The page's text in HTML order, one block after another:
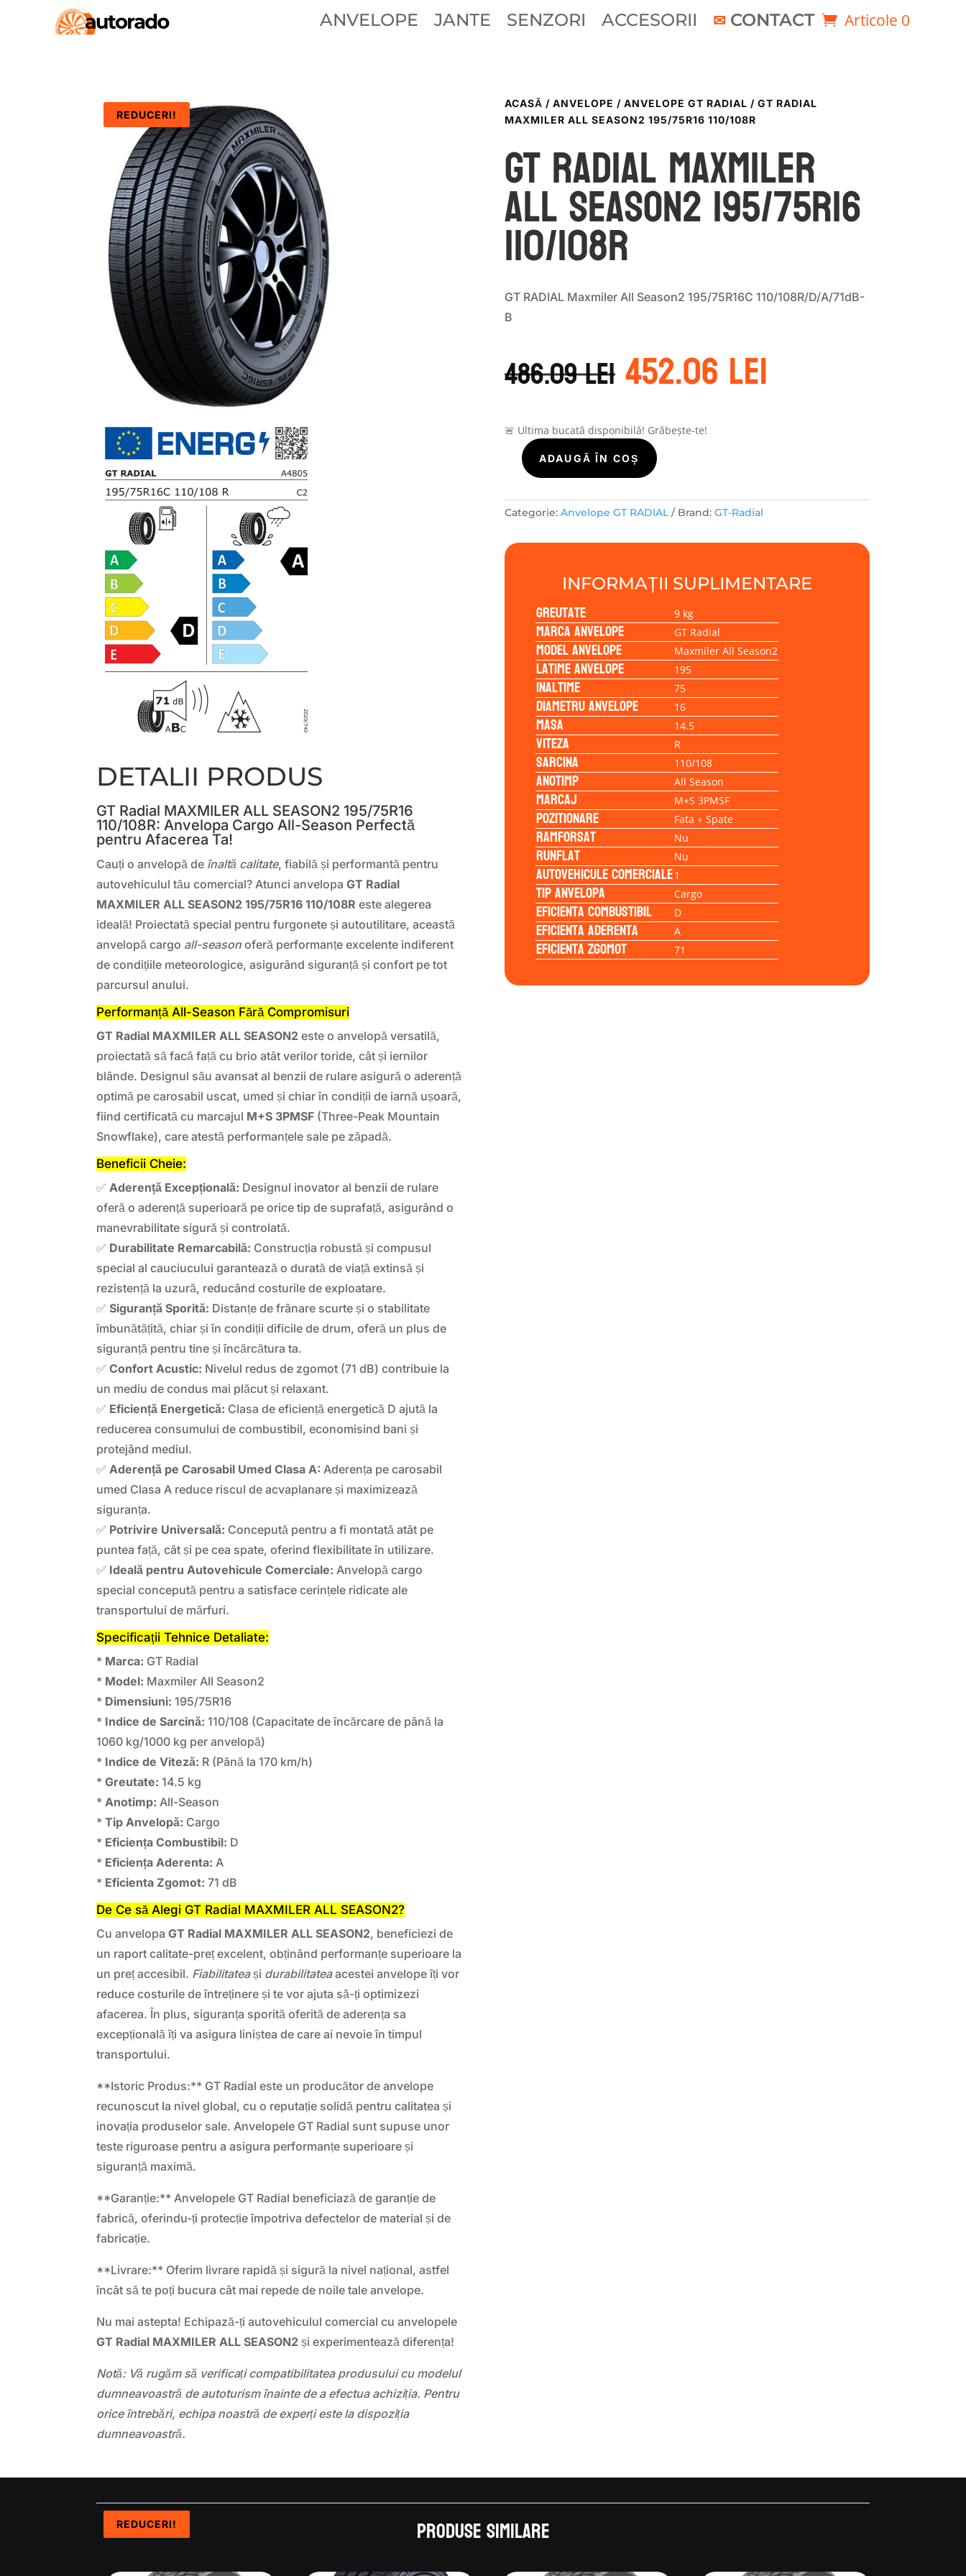
ANVELOPE JANTE SENZORI ACCESORII CONTACT Articole 0
REDUCERI!
DETALII PRODUS
GT Radial MAXMILER ALL SEASON2 195/75R16
110/108R: Anvelopa Cargo All-Season Perfectă
pentru Afacerea Ta!
Cauți o anvelopă de înaltă calitate, fiabilă și performantă pentru
autovehiculul tău comercial? Atunci anvelopaGT Radial
MAXMILER ALL SEASON2 195/75R16 110/108R este alegerea
ideală! Proiectată special pentru furgonete și autoutilitare, această
anvelopă cargo all-season oferă performanțe excelente indiferent
de condițiile meteorologice, asigurând siguranță și confort pe tot
parcursul anului.
Performanță All-Season Fără Compromisuri
GT Radial MAXMILER ALL SEASON2 este o anvelopă versatilă,
proiectată să facă față cu brio atât verilor toride, cât și iernilor
blânde. Designul său avansat al benzii de rulare asigură o aderență
optimă pe carosabil uscat, umed și chiar în condiții de iarnă ușoară,
fiind certificată cu marcajul M+S 3PMSF (Three-Peak Mountain
Snowflake), care atestă performanțele sale pe zăpadă.
Beneficii Cheie:
✅ Aderență Excepțională: Designul inovator al benzii de rulare
oferă o aderență superioară pe orice tip de suprafață, asigurând o
manevrabilitate sigură și controlată.
✅ Durabilitate Remarcabilă: Construcția robustă și compusul
special al cauciucului garantează o durată de viață extinsă și
rezistență la uzură, reducând costurile de exploatare.
✅Siguranță Sporită: Distanțe de frânare scurte și o stabilitate
îmbunătățită, chiar și în condiții dificile de drum, oferă un plus de
siguranță pentru tine și încărcătura ta.
✅Confort Acustic: Nivelul redus de zgomot (71 dB) contribuie la
un mediu de condus mai plăcut și relaxant.
✅ Eficiență Energetică: Clasa de eficiență energetică D ajută la
reducerea consumului de combustibil, economisind bani și
protejând mediul.
✅ Aderență pe Carosabil Umed Clasa A: Aderența pe carosabil
umed Clasa A reduce riscul de acvaplanare și maximizează
siguranța.
✅ Potrivire Universală: Concepută pentru a fi montată atât pe
puntea față, cât și pe cea spate, oferind flexibilitate în utilizare.
✅ Ideală pentru Autovehicule Comerciale: Anvelopă cargo
special concepută pentru a satisface cerințele ridicate ale
transportului de mărfuri.
Specificații Tehnice Detaliate:
* Marca: GT Radial
* Model: Maxmiler All Season2
* Dimensiuni: 195/75R16
* Indice de Sarcină: 110/108 (Capacitate de încărcare de până la
1060 kg/1000 kg per anvelopă)
* Indice de Viteză: R (Până la 170 km/h)
*Greutate: 14.5 kg
* Anotimp: All-Season
*Tip Anvelopă: Cargo
* Eficiența Combustibil: D
* Eficiența Aderenta: A
* Eficienta Zgomot: 71 dB
De Ce să Alegi GT Radial MAXMILER ALL SEASON2?
Cu anvelopaGT Radial MAXMILER ALL SEASON2, beneficiezi de
un raport calitate-preț excelent, obținând performanțe superioare la
un preț accesibil. Fiabilitateași durabilitateaacestei anvelope îți vor
reduce costurile de întreținere și te vor ajuta să-ți optimizezi
afacerea. În plus, siguranța sporită oferită de aderența sa
excepțională îți va asigura liniștea de care ai nevoie în timpul
transportului.
**Istoric Produs:** GT Radial este un producător de anvelope
recunoscut la nivel global, cu o reputație solidă pentru calitatea și
inovația produselor sale. Anvelopele GT Radial sunt supuse unor
teste riguroase pentru a asigura performanțe superioare și
siguranță maximă.
**Garanție:** Anvelopele GT Radial beneficiază de garanție de
fabrică, oferindu-ți protecție împotriva defectelor de material și de
fabricație.
**Livrare:** Oferim livrare rapidă și sigură la nivel național, astfel
încât să te poți bucura cât mai repede de noile tale anvelope.
Nu mai astepta! Echipază-ți autovehiculul comercial cu anvelopele
GT Radial MAXMILER ALL SEASON2 și experimentează diferența!
Notă: Vă rugăm să verificați compatibilitatea produsului cu modelul
dumneavoastră de autoturism înainte de a efectua achiziția. Pentru
orice întrebări, echipa noastră de experți este la dispoziția
dumneavoastră.
ACASĂ / ANVELOPE / ANVELOPE GT RADIAL / GT RADIAL
MAXMILER ALL SEASON2 195/75R16 110/108R
GT Radial MAXMILER
ALL SEASON2 195/75R16
110/108R
GT RADIAL Maxmiler All Season2 195/75R16C 110/108R/D/A/71dB-
B
486.09leiPrețul
inițial
afost:
486.09 lei.
452.06lei
🚨 Ultima bucată disponibilă! Grăbește-te!
Cantitate
Radial
MAXMILER
SEASON2
195/75R16
ADAUGĂ ÎN COȘ
Categorie: Anvelope GT RADIAL Brand: GT-Radial
INFORMAȚII SUPLIMENTARE
Greutate 9 kg
Marca anvelope GT Radial
Model anvelope Maxmiler All Season2
Latime anvelope 195
Inaltime 75
Diametru anvelope 16
Masa 14.5
Viteza R
Sarcina 110/108
Anotimp All Season
Marcaj M+S 3PMSF
Pozitionare Fata + Spate
Ramforsat Nu
Runflat Nu
Autovehicule comerciale1
Tip anvelopa Cargo
Eficienta Combustibil D
Eficienta Aderenta A
Eficienta Zgomot 71
Produse similare
REDUCERI!
REDUCERI!
REDUCERI!
REDUCERI!